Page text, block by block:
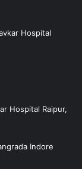
Hospital
Hospital Raipur,
Indore